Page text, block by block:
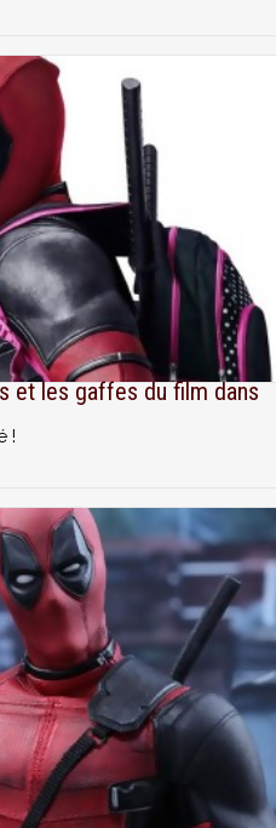
et les gaffes du film dans
!